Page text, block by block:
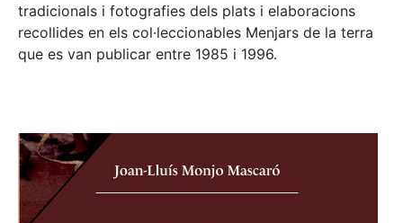
tradicionals i fotografies dels plats i elaboracions
recollides en els col·leccionables Menjars de la terra
que es van publicar entre 1985 i 1996.